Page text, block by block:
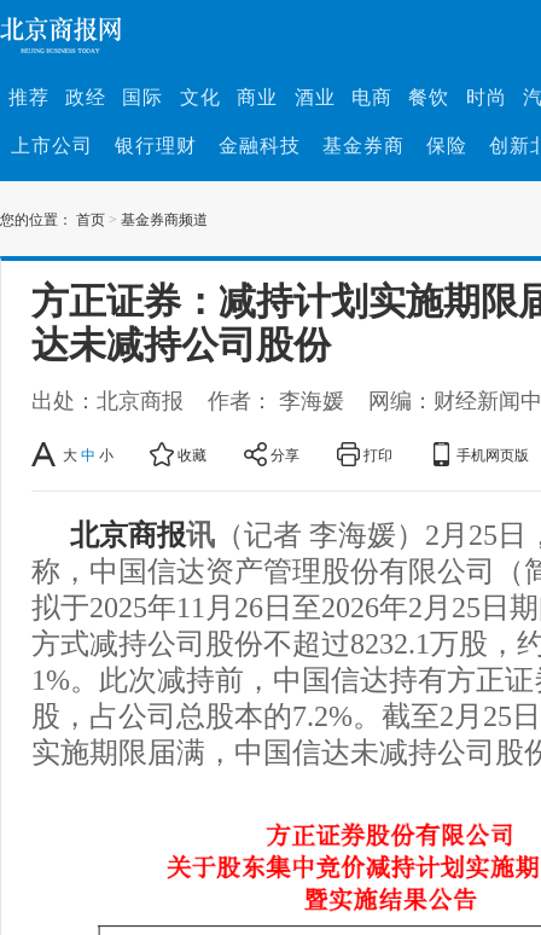
推荐 政经 国际 文化 商业 酒业 电商 餐饮 时尚
上市公司 银行理财 金融科技 基金券商 保险 创新
您的位置： 首页 > 基金券商频道
方正证券：减持计划实施期限
达未减持公司股份
出处：北京商报 作者： 李海媛 网编：财经新闻
大 中 小 收藏 分享 打印 手机网页版
北京商报讯 （记者 李海媛）2月25
称，中国信达资产管理股份有限公司（
拟于2025年11月26日至2026年2月25日
方式减持公司股份不超过8232.1万股，
1%。此次减持前，中国信达持有方正证
股，占公司总股本的7.2%。截至2月25
实施期限届满，中国信达未减持公司股